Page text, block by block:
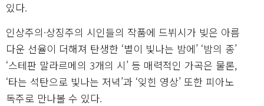
있다.
인상주의·상징주의 시인들의 작품에 드뷔시가 빚은 아름
다운 선율이 더해져 탄생한 ‘별이 빛나는 밤에’ ‘밤의 종’
‘스테판 말라르메의 3개의 시’ 등 매력적인 가곡은 물론,
‘타는 석탄으로 빛나는 저녁’과 ‘잊힌 영상’ 또한 피아노
독주로 만나볼 수 있다.